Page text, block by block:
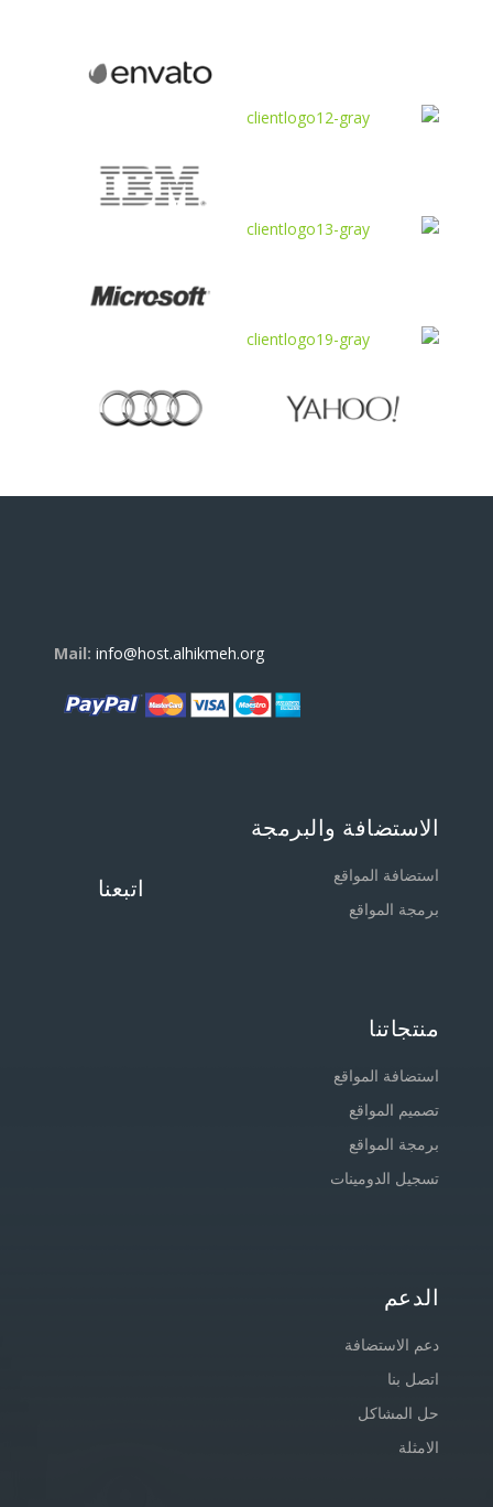
Mail: info@host.alhikmeh.org
الاستضافة والبرمجة
استضافة المواقع
برمجة المواقع
اتبعنا
منتجاتنا
استضافة المواقع
تصميم المواقع
برمجة المواقع
تسجيل الدومينات
الدعم
دعم الاستضافة
اتصل بنا
حل المشاكل
الامثلة